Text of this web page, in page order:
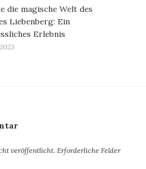
die magische Welt des
Liebenberg: Ein
Erlebnis
veröffentlicht. Erforderliche Felder